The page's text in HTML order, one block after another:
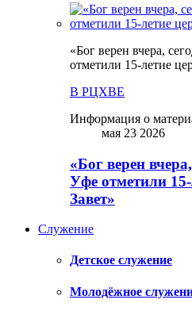
«Бог верен вчера,
отметили 15-летие
В РЦХВЕ
Информация о
мая 23 2026
«Бог верен
Уфе отметили
Завет»
Служение
Детское служение
Молодёжное